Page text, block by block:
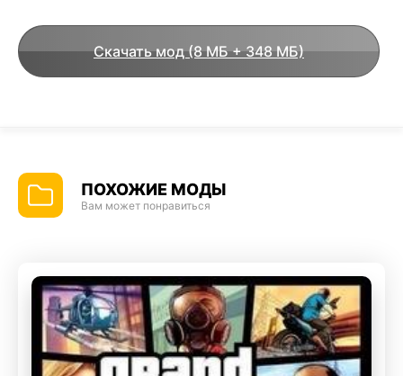
Скачать мод (8 МБ + 348 МБ)
ПОХОЖИЕ МОДЫ
Вам может понравиться